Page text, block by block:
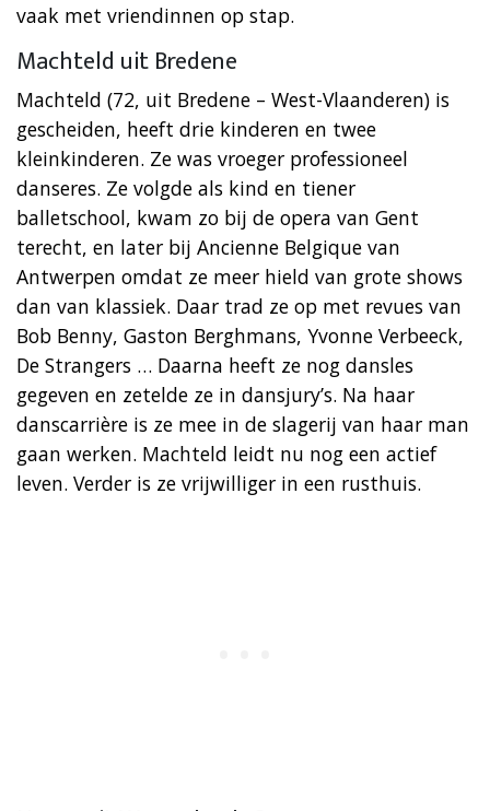
vaak met vriendinnen op stap.
Machteld uit Bredene
Machteld (72, uit Bredene – West-Vlaanderen) is
gescheiden, heeft drie kinderen en twee
kleinkinderen. Ze was vroeger professioneel
danseres. Ze volgde als kind en tiener
balletschool, kwam zo bij de opera van Gent
terecht, en later bij Ancienne Belgique van
Antwerpen omdat ze meer hield van grote shows
dan van klassiek. Daar trad ze op met revues van
Bob Benny, Gaston Berghmans, Yvonne Verbeeck,
De Strangers … Daarna heeft ze nog dansles
gegeven en zetelde ze in dansjury’s. Na haar
danscarrière is ze mee in de slagerij van haar man
gaan werken. Machteld leidt nu nog een actief
leven. Verder is ze vrijwilliger in een rusthuis.